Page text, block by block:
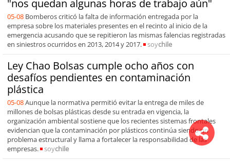
"nos quedan algunas horas de trabajo aún"
05-08 Bomberos criticó la falta de información entregada por la
empresa sobre los materiales presentes en el recinto al inicio de la
emergencia acusando que se repitieron las mismas falencias registradas
en siniestros ocurridos en 2013, 2014 y 2017.
soychile
Ley Chao Bolsas cumple ocho años con
desafíos pendientes en contaminación
plástica
05-08Aunque la normativa permitió evitar la entrega de miles de
millones de bolsas plásticas desde su entrada en vigencia, la
organización ambiental sostiene que los recientes sistemas frontales
evidencian que la contaminación por plásticos continúa siendo un
problema estructural y llama a fortalecer la responsabilidad de las
empresas.
soychile